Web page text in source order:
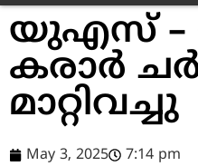
യുഎസ് –
കരാര്‍
മാറ്റിവച്ചു
May 3, 2025 7:14 pm